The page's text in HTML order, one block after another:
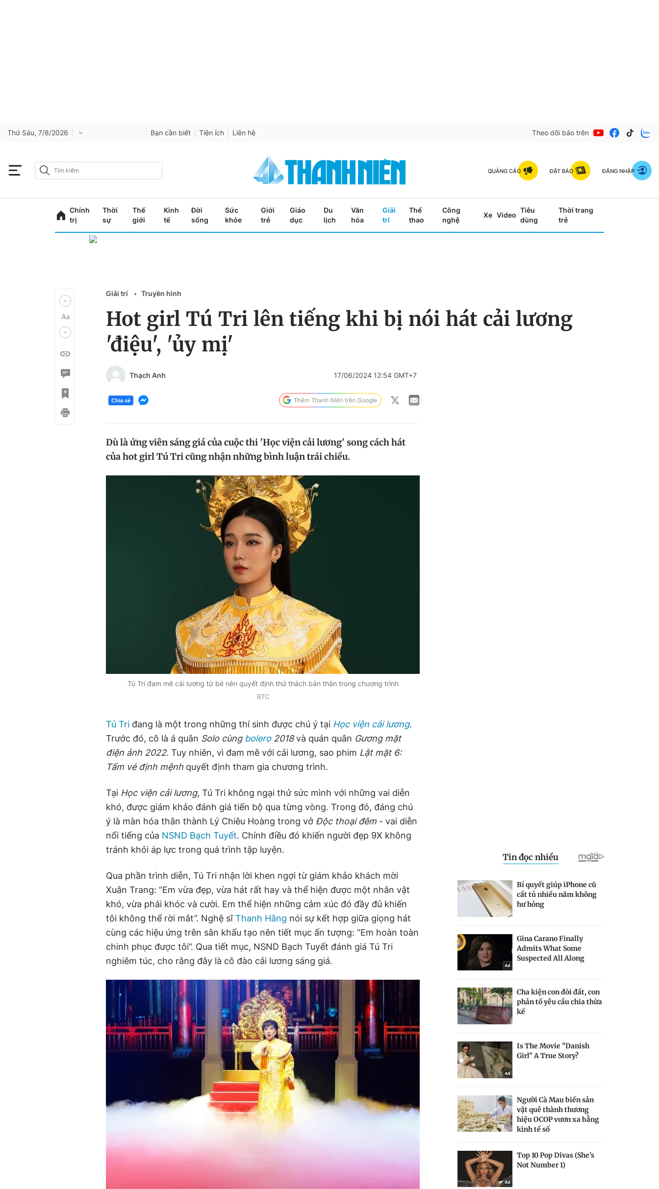
Thứ Sáu, 7/8/2026 Bạn cần biết Tiện ích Liên hệ Theo dõi báo trên
QUẢNG CÁO ĐẶT BÁO ĐĂNG NHẬP
Chính
trị
Thời
sự
Thế
giới
Kinh
tế
Đời
sống
Sức
khỏe
Giới
trẻ
Giáo
dục
Du
lịch
Văn
hóa
Giải
trí
Thể
thao
Công
nghệ
Xe Video
Tiêu
dùng
Thời trang
trẻ
Giải trí Truyền hình
Hot girl Tú Tri lên tiếng khi bị nói hát cải lương
'điệu', 'ủy mị'
Thạch Anh 17/06/2024 12:54 GMT+7
Chia sẻ
Dù là ứng viên sáng giá của cuộc thi 'Học viện cải lương' song cách hát
của hot girl Tú Tri cũng nhận những bình luận trái chiều.
Tú Tri đam mê cải lương từ bé nên quyết định thử thách bản thân trong chương trình
BTC
Tú Tri đang là một trong những thí sinh được chú ý tại Học viện cải lương.
Trước đó, cô là á quân Solo cùng bolero2018và quán quân Gương mặt
điện ảnh 2022. Tuy nhiên, vì đam mê với cải lương, sao phim Lật mặt 6:
Tấm vé định mệnh quyết định tham gia chương trình.
Tại Học viện cải lương, Tú Tri không ngại thử sức mình với những vai diễn
khó, được giám khảo đánh giá tiến bộ qua từng vòng. Trong đó, đáng chú
ý là màn hóa thân thành Lý Chiêu Hoàng trong vở Độc thoại đêm - vai diễn
nổi tiếng của NSND Bạch Tuyết. Chính điều đó khiến người đẹp 9X không
tránh khỏi áp lực trong quá trình tập luyện.
Qua phần trình diễn, Tú Tri nhận lời khen ngợi từ giám khảo khách mời
Xuân Trang: “Em vừa đẹp, vừa hát rất hay và thể hiện được một nhân vật
khó, vừa phải khóc và cười. Em thể hiện những cảm xúc đó đầy đủ khiến
tôi không thể rời mắt”. Nghệ sĩThanh Hằng nói sự kết hợp giữa giọng hát
cùng các hiệu ứng trên sân khấu tạo nên tiết mục ấn tượng: “Em hoàn toàn
chinh phục được tôi”. Qua tiết mục, NSND Bạch Tuyết đánh giá Tú Tri
nghiêm túc, cho rằng đây là cô đào cải lương sáng giá.